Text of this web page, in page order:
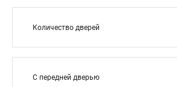
Количество дверей
С передней дверью